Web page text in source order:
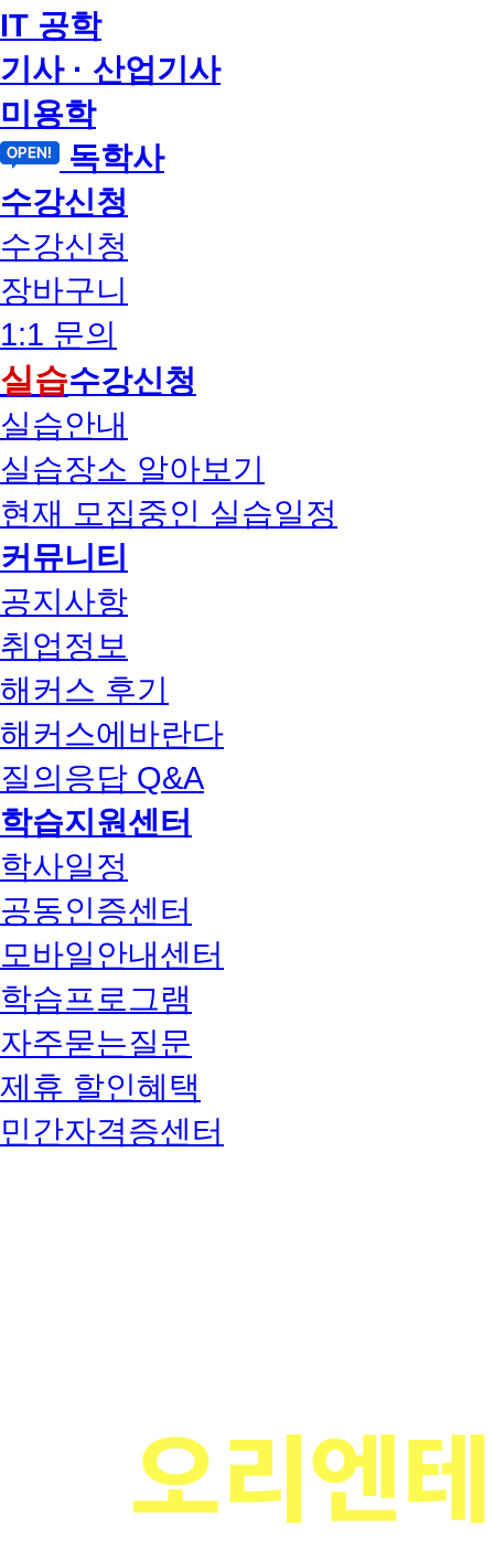
IT 공학
기사 · 산업기사
미용학
독학사
수강신청
수강신청
장바구니
1:1 문의
실습수강신청
실습안내
실습장소 알아보기
현재 모집중인 실습일정
커뮤니티
공지사항
취업정보
해커스 후기
해커스에바란다
질의응답 Q&A
학습지원센터
학사일정
공동인증센터
모바일안내센터
학습프로그램
자주묻는질문
제휴 할인혜택
민간자격증센터